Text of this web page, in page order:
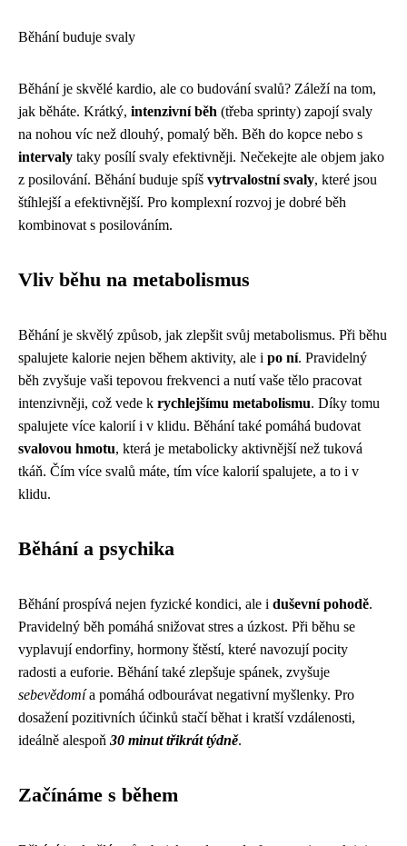
Běhání buduje svaly
Běhání je skvělé kardio, ale co budování svalů? Záleží na tom,
jak běháte. Krátký, intenzivní běh (třeba sprinty) zapojí svaly
na nohou víc než dlouhý, pomalý běh. Běh do kopce nebo s
intervaly taky posílí svaly efektivněji. Nečekejte ale objem jako
z posilování. Běhání buduje spíš vytrvalostní svaly, které jsou
štíhlejší a efektivnější. Pro komplexní rozvoj je dobré běh
kombinovat s posilováním.
Vliv běhu na metabolismus
Běhání je skvělý způsob, jak zlepšit svůj metabolismus. Při běhu
spalujete kalorie nejen během aktivity, ale i po ní. Pravidelný
běh zvyšuje vaši tepovou frekvenci a nutí vaše tělo pracovat
intenzivněji, což vede k rychlejšímu metabolismu. Díky tomu
spalujete více kalorií i v klidu. Běhání také pomáhá budovat
svalovou hmotu, která je metabolicky aktivnější než tuková
tkáň. Čím více svalů máte, tím více kalorií spalujete, a to i v
klidu.
Běhání a psychika
Běhání prospívá nejen fyzické kondici, ale i duševní pohodě.
Pravidelný běh pomáhá snižovat stres a úzkost. Při běhu se
vyplavují endorfiny, hormony štěstí, které navozují pocity
radosti a euforie. Běhání také zlepšuje spánek, zvyšuje
sebevědomía pomáhá odbourávat negativní myšlenky. Pro
dosažení pozitivních účinků stačí běhat i kratší vzdálenosti,
ideálně alespoň 30 minut třikrát týdně.
Začínáme s během